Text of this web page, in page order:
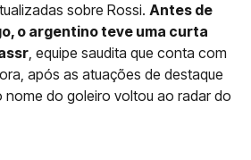
sobre Rossi. Antes de
o argentino teve uma curta
, equipe saudita que conta com
após as atuações de destaque
nome do goleiro voltou ao radar do